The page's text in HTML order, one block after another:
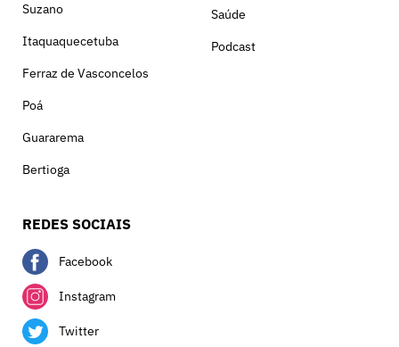
Suzano
Itaquaquecetuba
Ferraz de Vasconcelos
Poá
Guararema
Bertioga
Saúde
Podcast
REDES SOCIAIS
Facebook
Instagram
Twitter